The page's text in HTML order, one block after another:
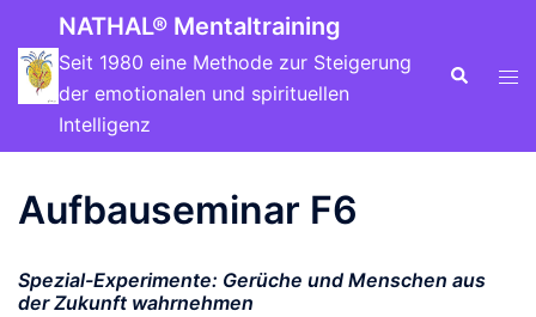
NATHAL® Mentaltraining
Seit 1980 eine Methode zur Steigerung
der emotionalen und spirituellen
Intelligenz
Aufbauseminar F6
Spezial-Experimente: Gerüche und Menschen aus
der Zukunft wahrnehmen